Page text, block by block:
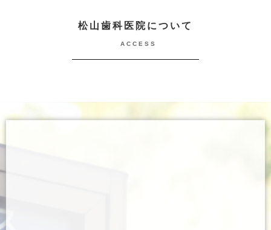
松山歯科医院について
ACCESS